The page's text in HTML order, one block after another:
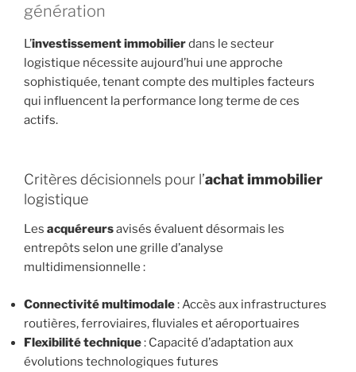
génération
L’investissement immobilierdans le secteur
logistique nécessite aujourd’hui une approche
sophistiquée, tenant compte des multiples facteurs
qui influencent la performance long terme de ces
actifs.
Critères décisionnels pour l’achat immobilier
logistique
Les acquéreursavisés évaluent désormais les
entrepôts selon une grille d’analyse
multidimensionnelle :
Connectivité multimodale: Accès aux infrastructures
routières, ferroviaires, fluviales et aéroportuaires
Flexibilité technique: Capacité d’adaptation aux
évolutions technologiques futures